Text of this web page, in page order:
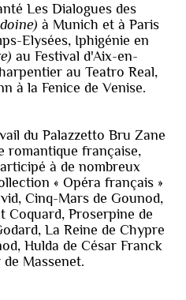
Les Dialogues des
à Munich et à Paris
Elysées, Iphigénie en
au Festival d'Aix-en-
au Teatro Real,
à la Fenice de Venise.
du Palazzetto Bru Zane
romantique française,
à de nombreux
« Opéra français »
Cinq-Mars de Gounod,
Coquard, Proserpine de
La Reine de Chypre
Hulda de César Franck
Massenet.